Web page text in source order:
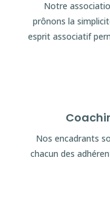
Notre
prônons la
esprit associatif
Nos encadrants
chacun des